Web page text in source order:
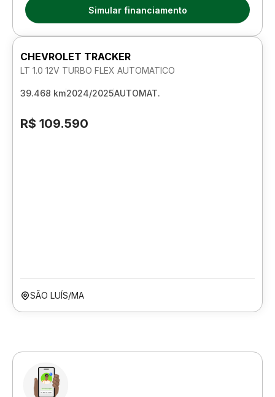
Simular financiamento
CHEVROLET TRACKER
LT 1.0 12V TURBO FLEX AUTOMATICO
39.468 km2024/2025AUTOMAT.
R$ 109.590
SÃO LUÍS/MA